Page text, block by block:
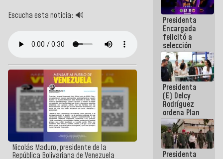
Escucha esta noticia: 🔊
Nicolás Maduro, presidente de la
República Bolivariana de Venezuela
Presidenta
Encargada
felicitó a
selección
femenina de
baloncesto
por su
clasificación
a la
AmeriCup
2027
Presidenta
(E) Delcy
Rodríguez
ordena Plan
maestro de
desarrollo
logístico y
turístico
para La
Presidenta